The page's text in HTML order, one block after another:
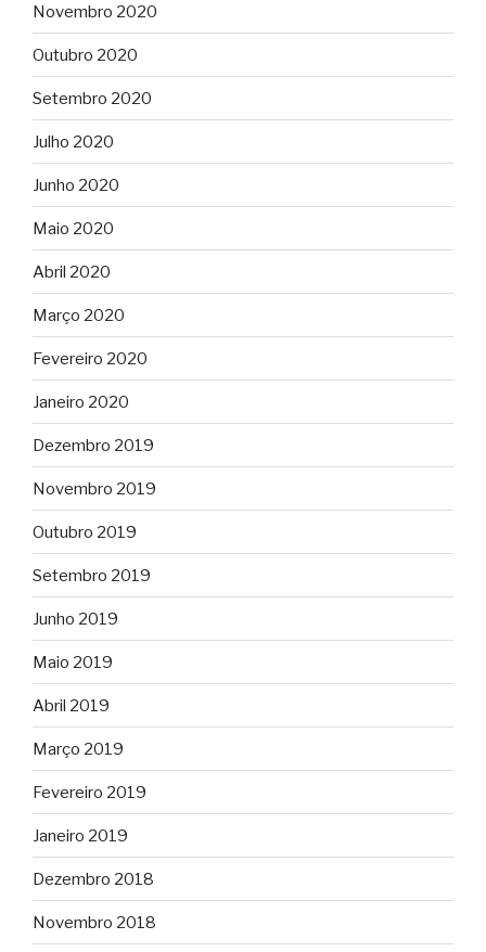
Novembro 2020
Outubro 2020
Setembro 2020
Julho 2020
Junho 2020
Maio 2020
Abril 2020
Março 2020
Fevereiro 2020
Janeiro 2020
Dezembro 2019
Novembro 2019
Outubro 2019
Setembro 2019
Junho 2019
Maio 2019
Abril 2019
Março 2019
Fevereiro 2019
Janeiro 2019
Dezembro 2018
Novembro 2018